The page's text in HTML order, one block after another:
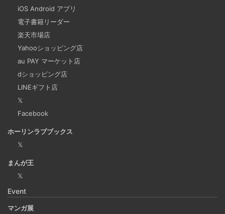
重複コンテンツは味方ではない
2024-09-25
検索エンジンの上位にサイト情報が表示されるということ
は多くの人に見てもらえる最高の宣伝です。SEO評価を下
げてしまう重複コンテンツを軽減することも重要な課題の
一つだといえます。
Microsoftの法人向けプランを導入した
2025年上半期は個人アカウントからMicrosoft法人アカウン
トの個人アカウントに切り替えました。
ボードみたいなのを作るチュートリアル
2024-09-17
iOS Android アプリ
電子書籍リーダー
楽天市場店
Yahooショッピング店
au PAY マーケット店
dショッピング店
LINEギフト店
𝕏
Facebook
ホーリンラブブックス
𝕏
まんが王
𝕏
Event
マンガ展